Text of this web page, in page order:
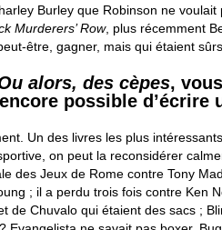
Burley que Robinson ne
Murderers’ Row, plus récemment
être, gagner, mais qui étaient
alors, des cèpes,
possible
Un des livres les plus
on peut la reconsidérer
des Jeux de Rome contre Tony
; il a perdu trois fois contre Ken
de Chuvalo qui étaient des sacs ;